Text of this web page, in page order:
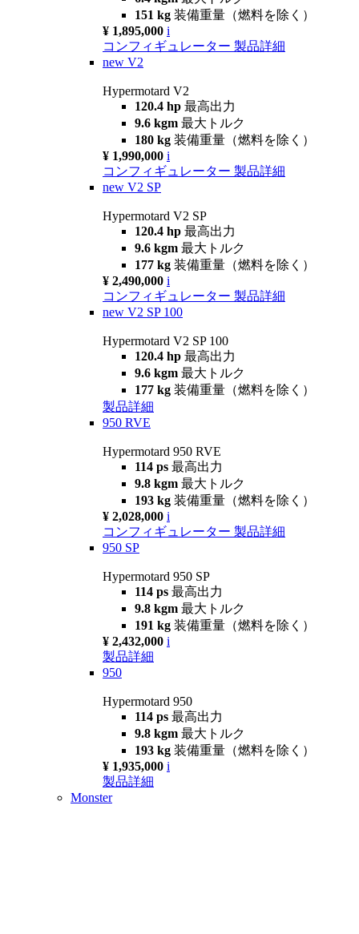
151 kg 装備重量（燃料を除く）
¥ 1,895,000 i
コンフィギュレーター 製品詳細
new V2
Hypermotard V2
120.4 hp 最高出力
9.6 kgm 最大トルク
180 kg 装備重量（燃料を除く）
¥ 1,990,000 i
コンフィギュレーター 製品詳細
new V2 SP
Hypermotard V2 SP
120.4 hp 最高出力
9.6 kgm 最大トルク
177 kg 装備重量（燃料を除く）
¥ 2,490,000 i
コンフィギュレーター 製品詳細
new V2 SP 100
Hypermotard V2 SP 100
120.4 hp 最高出力
9.6 kgm 最大トルク
177 kg 装備重量（燃料を除く）
製品詳細
950 RVE
Hypermotard 950 RVE
114 ps 最高出力
9.8 kgm 最大トルク
193 kg 装備重量（燃料を除く）
¥ 2,028,000 i
コンフィギュレーター 製品詳細
950 SP
Hypermotard 950 SP
114 ps 最高出力
9.8 kgm 最大トルク
191 kg 装備重量（燃料を除く）
¥ 2,432,000 i
製品詳細
950
Hypermotard 950
114 ps 最高出力
9.8 kgm 最大トルク
193 kg 装備重量（燃料を除く）
¥ 1,935,000 i
製品詳細
Monster